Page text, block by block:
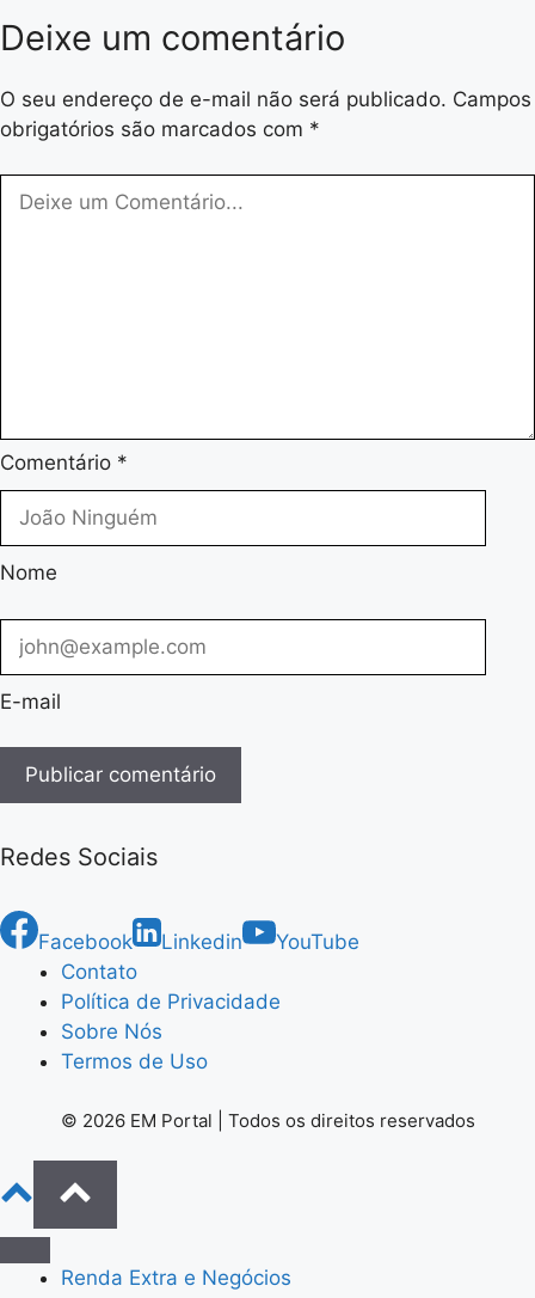
Deixe um comentário
O seu endereço de e-mail não será publicado. Campos
obrigatórios são marcados com *
Comentário *
Nome
E-mail
Redes Sociais
Facebook Linkedin
YouTube
Contato
Política de Privacidade
Sobre Nós
Termos de Uso
© 2026 EM Portal | Todos os direitos reservados
Renda Extra e Negócios